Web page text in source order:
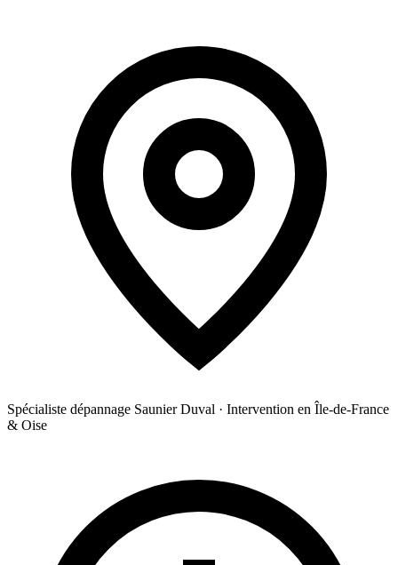
Spécialiste dépannage Saunier Duval · Intervention en Île-de-France
& Oise